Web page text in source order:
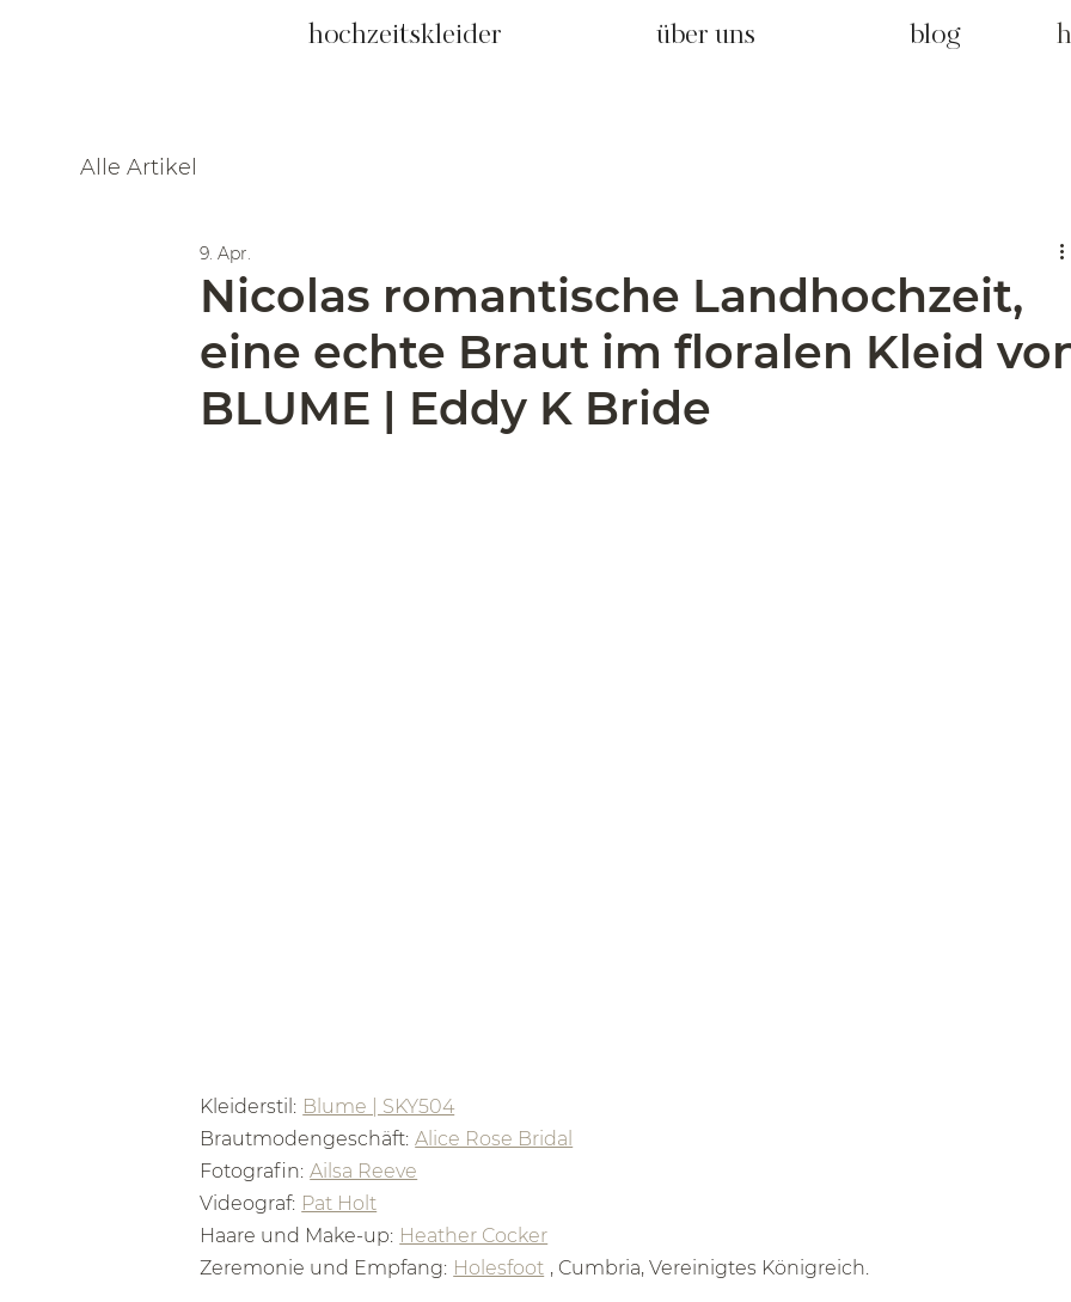
hochzeitskleider über uns blog
Alle Artikel
Nicolas romantische Landhochzeit,
eine echte Braut im floralen Kleid
BLUME | Eddy K Bride
9. Apr.
Kleiderstil: Blume | SKY504
Brautmodengeschäft: Alice Rose Bridal
Fotografin: Ailsa Reeve
Videograf: Pat Holt
Haare und Make-up: Heather Cocker
Zeremonie und Empfang: Holesfoot , Cumbria, Vereinigtes Königreich.